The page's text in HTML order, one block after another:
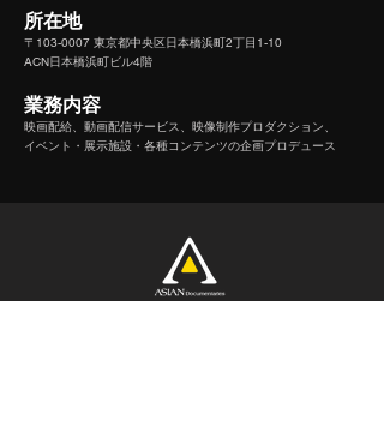
所在地
〒103-0007 東京都中央区日本橋浜町2丁目1-10
ACN日本橋浜町ビル4階
業務内容
映画配給、動画配信サービス、映像制作プロダクション、
イベント・展示施設・各種コンテンツの企画プロデュース